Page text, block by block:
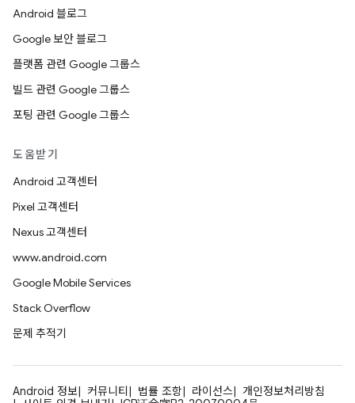
Android 블로그
Google 보안 블로그
플랫폼 관련 Google 그룹스
빌드 관련 Google 그룹스
포팅 관련 Google 그룹스
도움받기
Android 고객센터
Pixel 고객센터
Nexus 고객센터
www.android.com
Google Mobile Services
Stack Overflow
문제 추적기
Android 정보 커뮤니티 법률 조항 라이선스
개인정보처리방침